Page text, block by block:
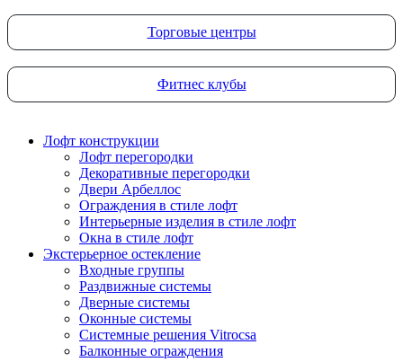
Торговые центры
Фитнес клубы
Лофт конструкции
Лофт перегородки
Декоративные перегородки
Двери Арбеллос
Ограждения в стиле лофт
Интерьерные изделия в стиле лофт
Окна в стиле лофт
Экстерьерное остекление
Входные группы
Раздвижные системы
Дверные системы
Оконные системы
Системные решения Vitrocsa
Балконные ограждения